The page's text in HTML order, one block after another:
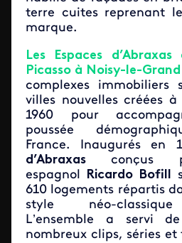
terre cuites reprenant
marque.
Les Espaces
Picasso à Noisy-le-
complexes immobiliers
villes nouvelles créées
1960 pour
poussée
France. Inaugurés en
d’Abraxas conçus
espagnol Ricardo Bofill
610 logements répartis
style néo-
L’ensemble a servi
nombreux clips, séries et